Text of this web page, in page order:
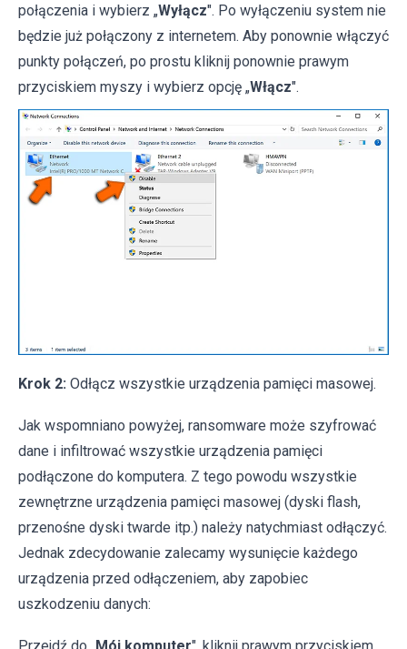
połączenia i wybierz „Wyłącz". Po wyłączeniu system nie
będzie już połączony z internetem. Aby ponownie włączyć
punkty połączeń, po prostu kliknij ponownie prawym
przyciskiem myszy i wybierz opcję „Włącz".
Krok 2: Odłącz wszystkie urządzenia pamięci masowej.
Jak wspomniano powyżej, ransomware może szyfrować
dane i infiltrować wszystkie urządzenia pamięci
podłączone do komputera. Z tego powodu wszystkie
zewnętrzne urządzenia pamięci masowej (dyski flash,
przenośne dyski twarde itp.) należy natychmiast odłączyć.
Jednak zdecydowanie zalecamy wysunięcie każdego
urządzenia przed odłączeniem, aby zapobiec
uszkodzeniu danych: